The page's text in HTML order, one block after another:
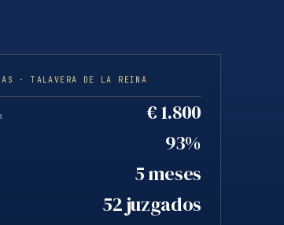
· TALAVERA DE LA REINA
€ 1.800
93%
5 meses
52 juzgados